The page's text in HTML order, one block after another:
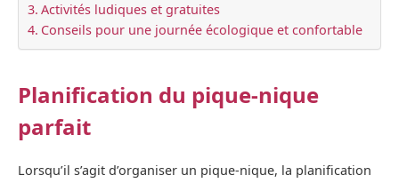
Activités ludiques et gratuites
Conseils pour une journée écologique et confortable
Planification du pique-nique
parfait
Lorsqu’il s’agit d’organiser un pique-nique, la planification